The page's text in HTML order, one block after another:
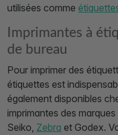
utilisées comme
Imprimantes à
de bureau
Pour imprimer des
étiquettes est
également disponibles
imprimantes des
Seiko, Zebra et Godex.